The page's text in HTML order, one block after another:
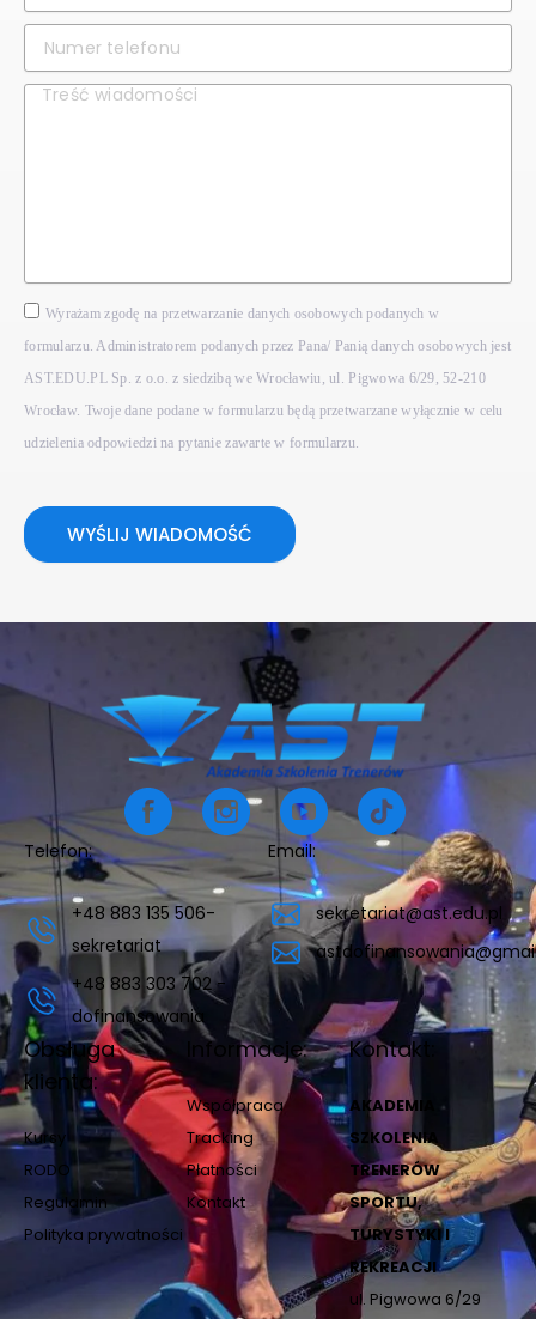
Wyrażam zgodę na przetwarzanie danych osobowych podanych w
formularzu. Administratorem podanych przez Pana/ Panią danych osobowych jest
AST.EDU.PL Sp. z o.o. z siedzibą we Wrocławiu, ul. Pigwowa 6/29, 52-210
Wrocław. Twoje dane podane w formularzu będą przetwarzane wyłącznie w celu
udzielenia odpowiedzi na pytanie zawarte w formularzu.
WYŚLIJ WIADOMOŚĆ
Telefon:
+48 883 135 506-
sekretariat
+48 883 303 702 -
dofinansowania
Email:
sekretariat@ast.edu.pl
Obsługa
klienta:
Kursy
RODO
Regulamin
Polityka prywatności
Informacje:
Współpraca
Tracking
Płatności
Kontakt
Kontakt:
AKADEMIA
SZKOLENIA
TRENERÓW
SPORTU,
TURYSTYKI I
REKREACJI
ul. Pigwowa 6/29